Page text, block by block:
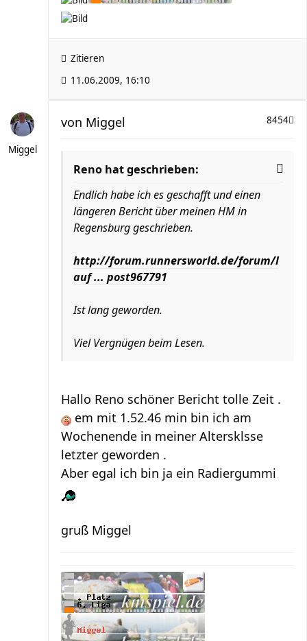
Zitieren
11.06.2009, 16:10
Miggel
8454
von Miggel
Reno hat geschrieben:
Endlich habe ich es geschafft und einen
längeren Bericht über meinen HM in
Regensburg geschrieben.
http://forum.runnersworld.de/forum/l
auf ... post967791
Ist lang geworden.
Viel Vergnügen beim Lesen.
Hallo Reno schöner Bericht tolle Zeit .
em mit 1.52.46 min bin ich am
Wochenende in meiner Altersklsse
letzter geworden .
Aber egal ich bin ja ein Radiergummi
gruß Miggel